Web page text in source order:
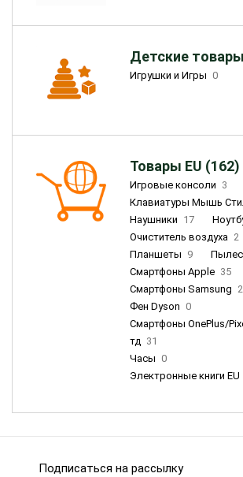
Детские
Игрушки и Игры 0
Товары EU (162)
Игровые консоли 3
Клавиатуры Мышь
Наушники 17
Очиститель воздуха 2
Планшеты 9
Смартфоны Apple 35
Смартфоны Samsung
Фен Dyson 0
Смартфоны OnePlus/
тд 31
Часы 0
Электронные книги EU
Подписаться на рассылку